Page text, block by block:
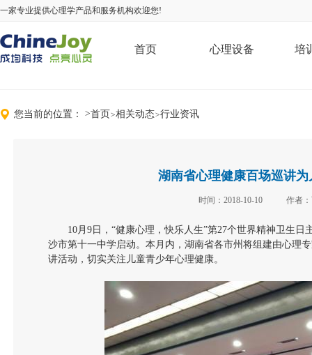
一家专业提供心理学产品和服务机构欢迎您!
首页 心理设备 培
您当前的位置： >首页>相关动态>行业资讯
湖南省心理健康百场巡讲
时间：2018-10-10 作者
10月9日，“健康心理，快乐人生”第27个世界精神卫生
沙市第十一中学启动。本月内，湖南省各市州将组建由心理
讲活动，切实关注儿童青少年心理健康。